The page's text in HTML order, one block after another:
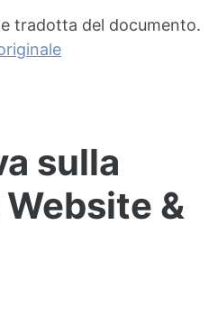
tradotta del documento.
sulla
&